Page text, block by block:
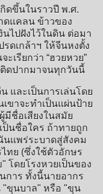
กิดขึ้นในราวปี พ.ศ.
ดแคลน ข้าวของ
นไปฝังไว้ในดิน ต่อมา
ดเกล้าฯ ให้จีนหงตั้ง
เรียกว่า “ฮวยหวย”
ติดปากมาจนทุกวันนี้
และเป็นการเล่นโดย
ขาจะทำเป็นแผ่นป้าย
มีชื่อเสียงในสมัย
ป็นชื่อใคร ถ้าทายถูก
นแพร่ระบาดสู่สังคม
ทย (ซึ่งใช้ตัวอักษร
โดยโรงหวยเป็นของ
การ ทั้งนี้นายอากร
"ขุนบาล" หรือ "ขุน